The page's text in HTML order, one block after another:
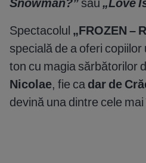
Spectacolul „FROZEN –
specială de a oferi
ton cu magia sărbătorilor
Nicolae, fie ca dar de
devină una dintre cele